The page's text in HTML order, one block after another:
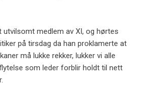
utvilsomt medlem av XI, og hørtes
på tirsdag da han proklamerte at
må lukke rekker, lukker vi alle
som leder forblir holdt til nett